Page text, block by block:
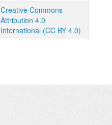
Creative Commons
Attribution 4.0
International (CC BY 4.0)